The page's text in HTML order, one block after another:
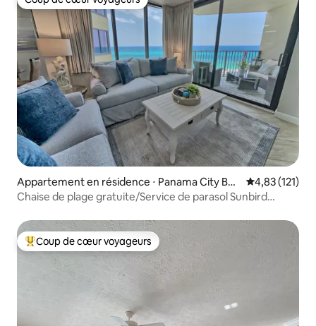
Coup de cœur voyageurs
Appartement en résidence ⋅ Panama City Bea
ch
Évaluation
4,83 (121)
Chaise de plage gratuite/Service de parasol Sunbird
Coups de cœur voyageurs les plus appréciés
Coup de cœur voyageurs